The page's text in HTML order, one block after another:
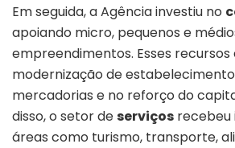
Em seguida, a Agência investiu no
apoiando micro, pequenos e
empreendimentos. Esses
modernização de
mercadorias e no reforço do
disso, o setor deserviços recebeu
áreas como turismo, transporte,